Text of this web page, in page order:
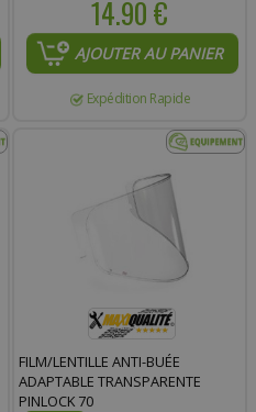
14.90 €
AJOUTER AU PANIER
Expédition Rapide
FILM/LENTILLE ANTI-BUÉE
ADAPTABLE TRANSPARENTE
PINLOCK 70